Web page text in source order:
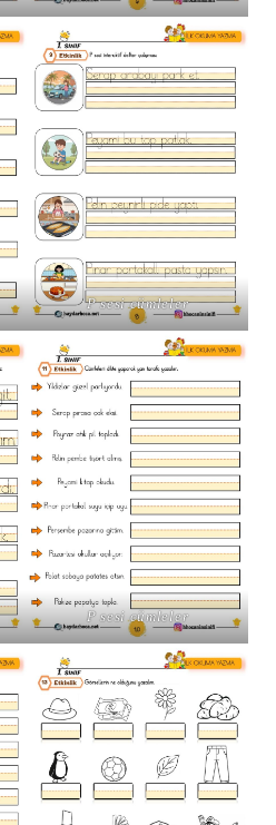
P sesi cümleler
P sesi cümleler